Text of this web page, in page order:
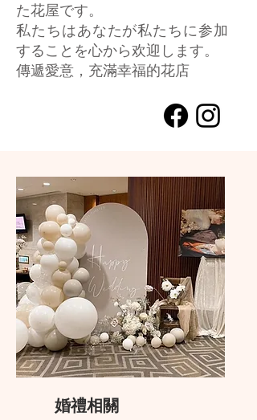
た花屋です。
私たちはあなたが私たちに参加
することを心から欢迎します。
傳遞愛意，充滿幸福的花店
婚禮相關